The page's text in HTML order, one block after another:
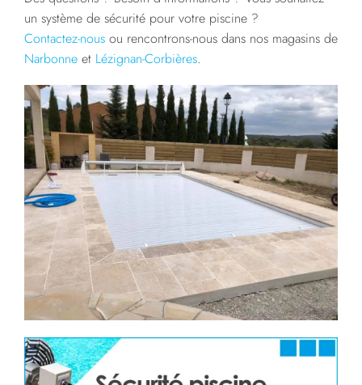
un système de sécurité pour votre piscine ?
Contactez-nous ou rencontrons-nous dans nos magasins de
Narbonne et Lézignan-Corbières.